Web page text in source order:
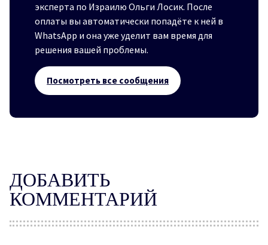
эксперта по Израилю Ольги Лосик. После
оплаты вы автоматически попадёте к ней в
WhatsApp и она уже уделит вам время для
решения вашей проблемы.
Посмотреть все сообщения
ДОБАВИТЬ
КОММЕНТАРИЙ